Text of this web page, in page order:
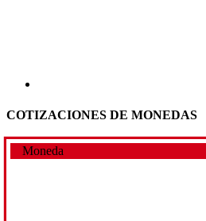
COTIZACIONES DE MONEDAS
Moneda